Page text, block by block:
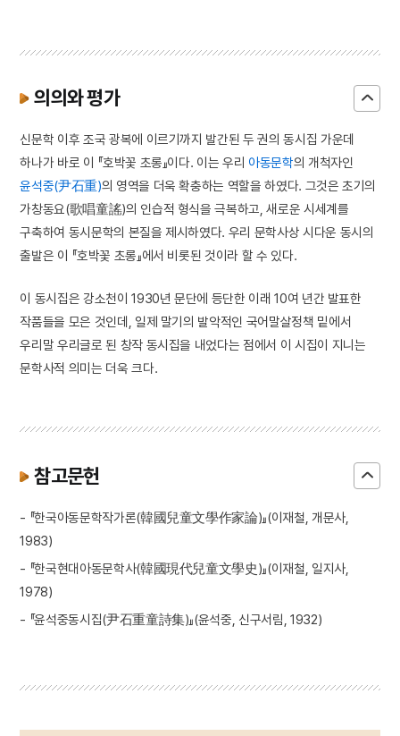
의의와 평가
신문학 이후 조국 광복에 이르기까지 발간된 두 권의 동시집 가운데
하나가 바로 이 『호박꽃 초롱』이다. 이는 우리 아동문학의 개척자인
윤석중(尹石重)의 영역을 더욱 확충하는 역할을 하였다. 그것은 초기의
가창동요(歌唱童謠)의 인습적 형식을 극복하고, 새로운 시세계를
구축하여 동시문학의 본질을 제시하였다. 우리 문학사상 시다운 동시의
출발은 이 『호박꽃 초롱』에서 비롯된 것이라 할 수 있다.
이 동시집은 강소천이 1930년 문단에 등단한 이래 10여 년간 발표한
작품들을 모은 것인데, 일제 말기의 발악적인 국어말살정책 밑에서
우리말 우리글로 된 창작 동시집을 내었다는 점에서 이 시집이 지니는
문학사적 의미는 더욱 크다.
참고문헌
- 『한국아동문학작가론(韓國兒童文學作家論)』(이재철, 개문사,
1983)
- 『한국현대아동문학사(韓國現代兒童文學史)』(이재철, 일지사,
1978)
- 『윤석중동시집(尹石重童詩集)』(윤석중, 신구서림, 1932)